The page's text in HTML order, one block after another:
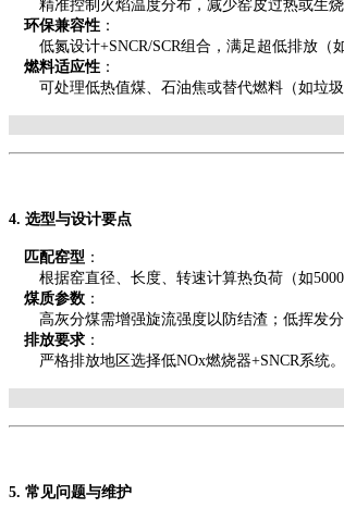
精准控制火焰温度分布，减少窑皮过热或生烧
环保兼容性 ：
低氮设计+SNCR/SCR组合，满足超低排放（
燃料适应性 ：
可处理低热值煤、石油焦或替代燃料（如垃
4. 选型与设计要点
匹配窑型 ：
根据窑直径、长度、转速计算热负荷（如
煤质参数 ：
高灰分煤需增强旋流强度以防结渣；低挥发
排放要求 ：
严格排放地区选择低NOx燃烧器+SNCR系统。
5. 常见问题与维护